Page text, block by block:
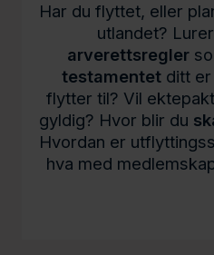
Har du flyttet, eller
utlandet?
arverettsregler
testamentetditt er
flytter til? Vil
gyldig? Hvor blir du
Hvordan er
hva med